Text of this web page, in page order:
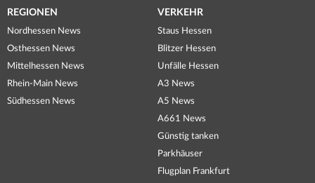
REGIONEN
Nordhessen News
Osthessen News
Mittelhessen News
Rhein-Main News
Südhessen News
VERKEHR
Staus Hessen
Blitzer Hessen
Unfälle Hessen
A3 News
A5 News
A661 News
Günstig tanken
Parkhäuser
Flugplan Frankfurt